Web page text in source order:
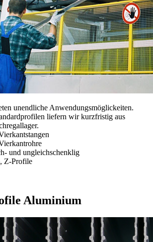
unendliche Anwendungsmöglickeiten.
liefern wir kurzfristig aus
und ungleichschenklig
Z-Profile
Aluminium